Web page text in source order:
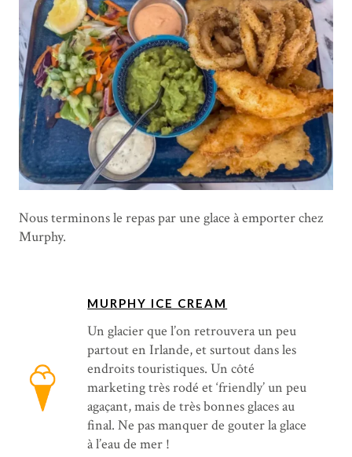
Nous terminons le repas par une glace à emporter chez
Murphy.
MURPHY ICE CREAM
Un glacier que l’on retrouvera un peu
partout en Irlande, et surtout dans les
endroits touristiques. Un côté
marketing très rodé et ‘friendly’ un peu
agaçant, mais de très bonnes glaces au
final. Ne pas manquer de gouter la glace
à l’eau de mer !